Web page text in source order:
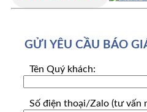
GỬI YÊU CẦU BÁO
Tên Quý khách:
Số điện thoại/Zalo (tư vấn